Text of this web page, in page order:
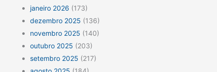
janeiro 2026 (173)
dezembro 2025 (136)
novembro 2025 (140)
outubro 2025 (203)
setembro 2025 (217)